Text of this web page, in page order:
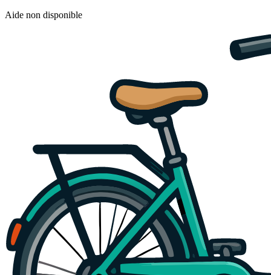
Aide non disponible